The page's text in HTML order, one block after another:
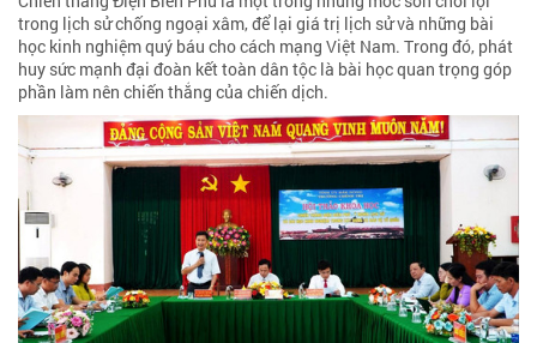
trong lịch sử chống ngoại xâm, để lại giá trị lịch sử và những bài
học kinh nghiệm quý báu cho cách mạng Việt Nam. Trong đó, phát
huy sức mạnh đại đoàn kết toàn dân tộc là bài học quan trọng góp
phần làm nên chiến thắng của chiến dịch.